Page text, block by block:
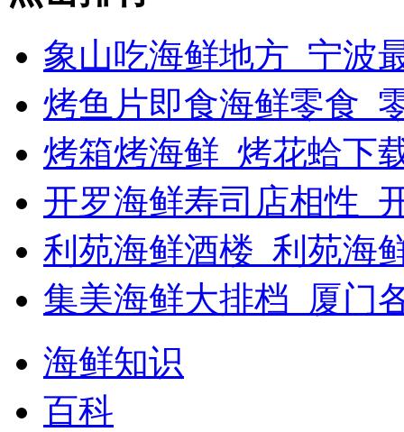
象山吃海鲜地方_宁波
烤鱼片即食海鲜零食_
烤箱烤海鲜_烤花蛤下
开罗海鲜寿司店相性_
利苑海鲜酒楼_利苑海
集美海鲜大排档_厦门
海鲜知识
百科